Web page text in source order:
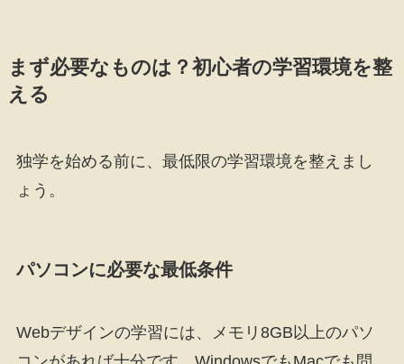
まず必要なものは？初心者の学習環境を整
える
独学を始める前に、最低限の学習環境を整えまし
ょう。
パソコンに必要な最低条件
Webデザインの学習には、メモリ8GB以上のパソ